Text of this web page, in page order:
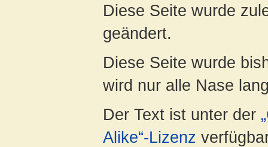
Diese Seite wurde
geändert.
Diese Seite wurde
wird nur alle Nase
Der Text ist unter der
Alike“-Lizenz